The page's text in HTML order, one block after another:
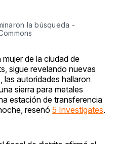
la búsqueda -
de la ciudad de
sigue revelando nuevas
las autoridades hallaron
sierra para metales
estación de transferencia
reseñó 5 Investigates.